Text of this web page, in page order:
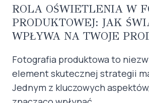
ROLA OŚWIETLENIA W
PRODUKTOWEJ: JAK
WPŁYWA NA TWOJE
Fotografia produktowa to
element skutecznej strategii
Jednym z kluczowych